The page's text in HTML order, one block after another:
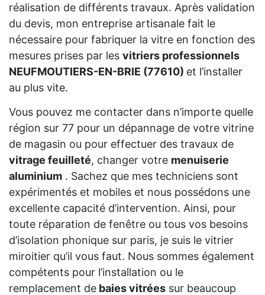
réalisation de différents travaux. Après validation
du devis, mon entreprise artisanale fait le
nécessaire pour fabriquer la vitre en fonction des
mesures prises par les vitriers professionnels
NEUFMOUTIERS-EN-BRIE (77610) et l’installer
au plus vite.
Vous pouvez me contacter dans n’importe quelle
région sur 77 pour un dépannage de votre vitrine
de magasin ou pour effectuer des travaux de
vitrage feuilleté, changer votre menuiserie
aluminium . Sachez que mes techniciens sont
expérimentés et mobiles et nous possédons une
excellente capacité d’intervention. Ainsi, pour
toute réparation de fenêtre ou tous vos besoins
d’isolation phonique sur paris, je suis le vitrier
miroitier qu’il vous faut. Nous sommes également
compétents pour l’installation ou le
remplacement de baies vitrées sur beaucoup